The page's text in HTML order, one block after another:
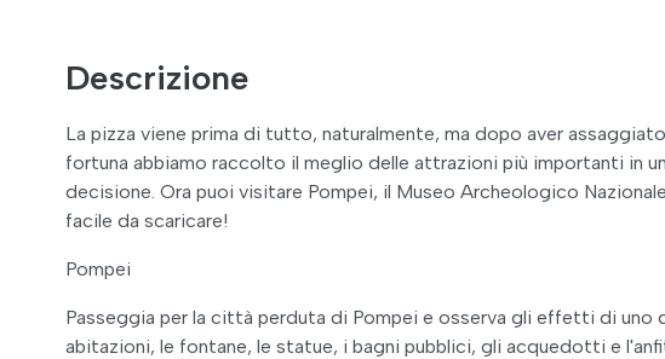
Descrizione
La pizza viene prima di tutto, naturalmente, ma dopo aver
fortuna abbiamo raccolto il meglio delle attrazioni più importanti in
decisione. Ora puoi visitare Pompei, il Museo Archeologico
facile da scaricare!
Pompei
Passeggia per la città perduta di Pompei e osserva gli effetti di uno
abitazioni, le fontane, le statue, i bagni pubblici, gli acquedotti e